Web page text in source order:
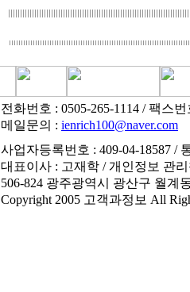
전화번호 : 0505-265-1114 / 팩스번
메일문의 : ienrich100@naver.com
사업자등록번호 : 409-04-18587 /
대표이사 : 고재학 / 개인정보 관
506-824 광주광역시 광산구 월계
Copyright 2005 고객과정보 All